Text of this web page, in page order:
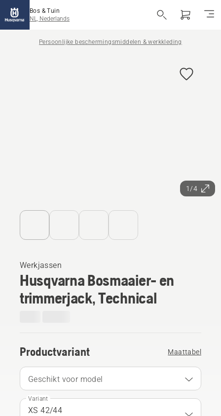
Bos & Tuin
NL, Nederlands
Persoonlijke beschermingsmiddelen & werkkleding
1/4
Werkjassen
Husqvarna Bosmaaier- en
trimmerjack, Technical
Productvariant Maattabel
Geschikt voor model
Variant
XS 42/44